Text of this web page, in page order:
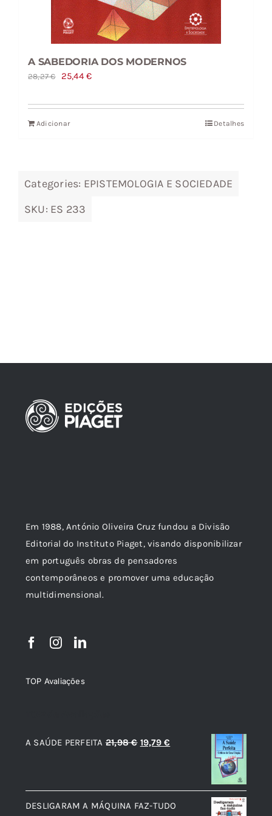
A SABEDORIA DOS MODERNOS
28,27€
O
original
era:
25,44€O
atual
Adicionar Detalhes
Categories: EPISTEMOLOGIA E SOCIEDADE
SKU: ES 233
Em 1988, António Oliveira Cruz fundou a Divisão
Editorial do Instituto Piaget, visando disponibilizar
em português obras de pensadores
contemporâneos e promover uma educação
multidimensional.
TOP Avaliações
A SAÚDE PERFEITA 21,98€ O
era:
21,98 €.
19,79€
é:
19,79 €.
DESLIGARAM A MÁQUINA FAZ-TUDO